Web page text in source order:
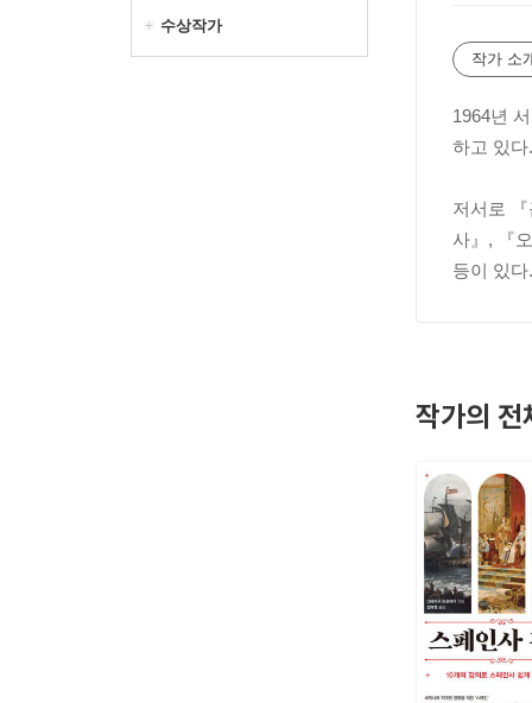
수상작가
작가 소
1964년
하고 있
저서로
사』, 『
등이 있다.
작가의 전